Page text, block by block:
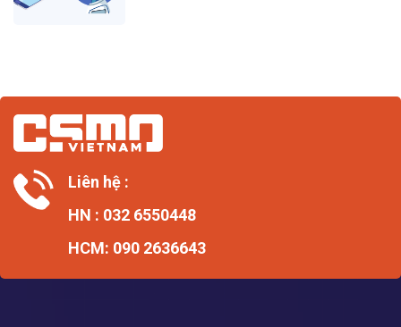
Liên hệ :
HN : 032 6550448
HCM: 090 2636643